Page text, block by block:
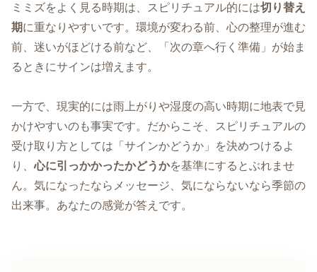
ミミズをよく見る時期は、スピリチュアル的には切り替え
期に重なりやすいです。環境が変わる前、心の整理が進む
前、迷いがほどける前など、「次の章へ行く準備」が始ま
るときにサインは増えます。
一方で、現実的には雨上がりや湿度の高い時期に地表で見
かけやすいのも事実です。だからこそ、スピリチュアルの
受け取り方としては「サインかどうか」を決めつけるよ
り、心に引っかかったかどうかを基準にするとぶれませ
ん。気になったならメッセージ、気にならないなら季節の
出来事。あなたの感覚が答えです。